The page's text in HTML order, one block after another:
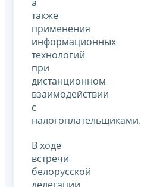
также
применения
информационных
технологий
при
дистанционном
взаимодействии
с
налогоплательщиками.
В ходе
встречи
белорусской
делегации